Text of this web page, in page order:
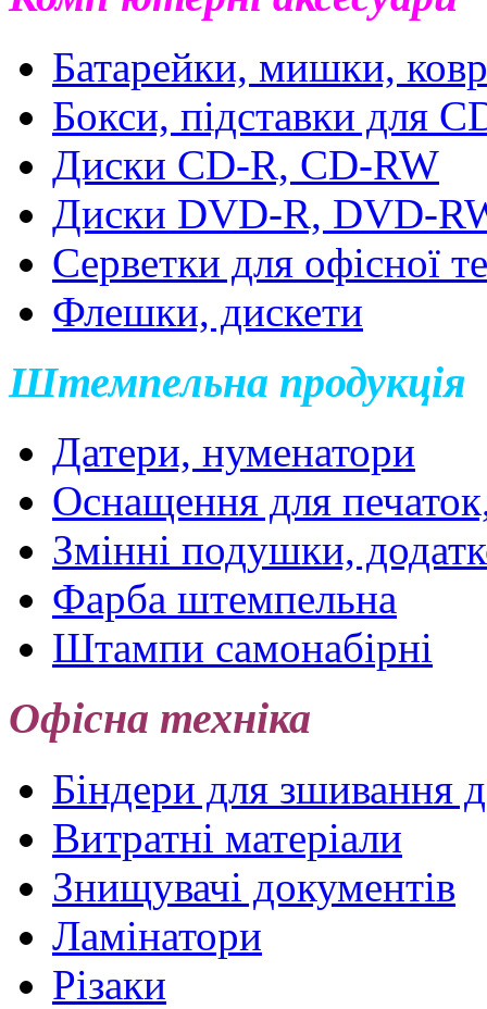
Батарейки, мишки,
Бокси, підставки для
Диски CD-R, CD-RW
Диски DVD-R, DVD-
Серветки для офісної
Флешки, дискети
Штемпельна продукція
Датери, нуменатори
Оснащення для
Змінні подушки,
Фарба штемпельна
Штампи самонабірні
Офісна техніка
Біндери для зшивання
Витратні матеріали
Знищувачі документів
Ламінатори
Різаки